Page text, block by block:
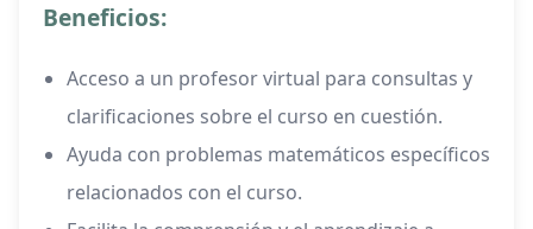
Beneficios:
Acceso a un profesor virtual para consultas y
clarificaciones sobre el curso en cuestión.
Ayuda con problemas matemáticos específicos
relacionados con el curso.